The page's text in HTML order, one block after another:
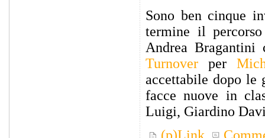
Sono ben cinque
termine il
Andrea
Turnover per
accettabile dopo le
facce nuove in
Luigi, Giardino